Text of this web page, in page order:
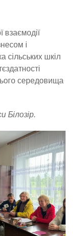
взаємодії
і
сільських шкіл
середовища
Білозір.